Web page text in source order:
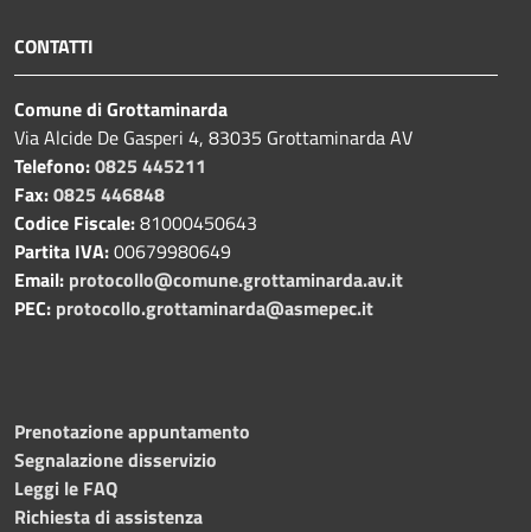
CONTATTI
Comune di Grottaminarda
Via Alcide De Gasperi 4, 83035 Grottaminarda AV
Telefono:0825 445211
Fax:0825 446848
Codice Fiscale:81000450643
Partita IVA:00679980649
Email: protocollo@comune.grottaminarda.av.it
PEC: protocollo.grottaminarda@asmepec.it
Prenotazione appuntamento
Segnalazione disservizio
Leggi le FAQ
Richiesta di assistenza